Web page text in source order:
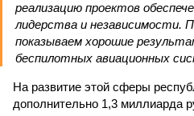
реализацию проектов
лидерства и независимости.
показываем хорошие
беспилотных авиационных
На развитие этой сферы
дополнительно 1,3 миллиарда